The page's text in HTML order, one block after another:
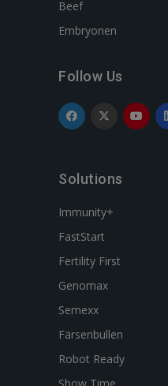
Beef
Embryonen
Follow Us
Solutions
Immunity+
FastStart
Fertility First
Genomax
Semexx
Färsenbullen
Robot Ready